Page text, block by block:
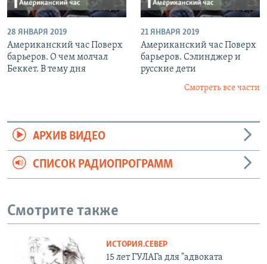
28 ЯНВАРЯ 2019
Американский час Поверх
барьеров. О чем молчал
Беккет. В тему дня
21 ЯНВАРЯ 2019
Американский час Поверх
барьеров. Сэлинджер и
русские дети
Смотреть все части
АРХИВ ВИДЕО
СПИСОК РАДИОПРОГРАММ
Смотрите также
ИСТОРИЯ.СЕВЕР
15 лет ГУЛАГа для "адвоката